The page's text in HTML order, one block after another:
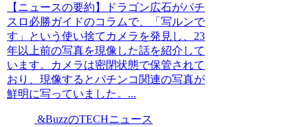
【ニュースの要約】ドラゴン広石がパチ
スロ必勝ガイドのコラムで、「写ルンで
す」という使い捨てカメラを発見し、23
年以上前の写真を現像した話を紹介して
います。カメラは密閉状態で保管されて
おり、現像するとパチンコ関連の写真が
鮮明に写っていました。...
&BuzzのTECHニュース